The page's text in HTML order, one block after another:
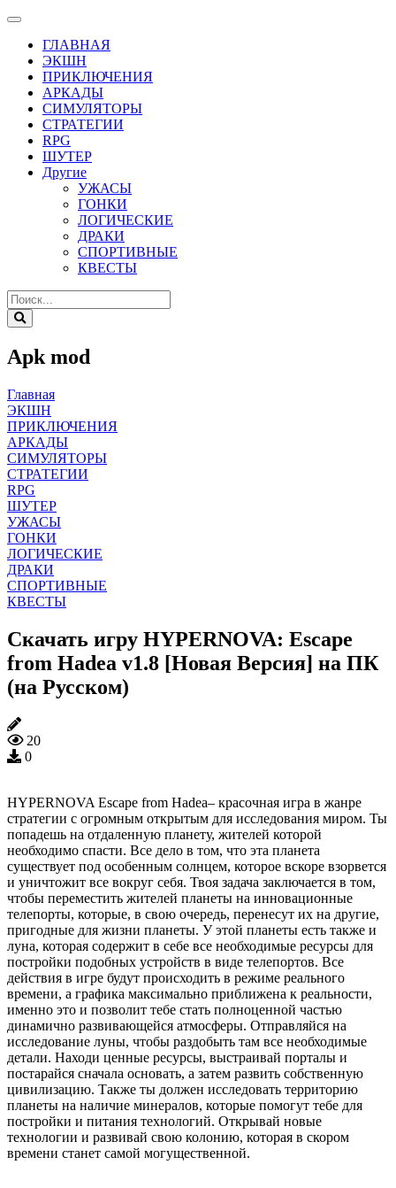
ГЛАВНАЯ
ЭКШН
ПРИКЛЮЧЕНИЯ
АРКАДЫ
СИМУЛЯТОРЫ
СТРАТЕГИИ
RPG
ШУТЕР
Другие
УЖАСЫ
ГОНКИ
ЛОГИЧЕСКИЕ
ДРАКИ
СПОРТИВНЫЕ
КВЕСТЫ
Apk mod
Главная
ЭКШН
ПРИКЛЮЧЕНИЯ
АРКАДЫ
СИМУЛЯТОРЫ
СТРАТЕГИИ
RPG
ШУТЕР
УЖАСЫ
ГОНКИ
ЛОГИЧЕСКИЕ
ДРАКИ
СПОРТИВНЫЕ
КВЕСТЫ
Скачать игру HYPERNOVA: Escape
from Hadea v1.8 [Новая Версия] на ПК
(на Русском)
20
0
HYPERNOVA Escape from Hadea– красочная игра в жанре
стратегии с огромным открытым для исследования миром. Ты
попадешь на отдаленную планету, жителей которой
необходимо спасти. Все дело в том, что эта планета
существует под особенным солнцем, которое вскоре взорвется
и уничтожит все вокруг себя. Твоя задача заключается в том,
чтобы переместить жителей планеты на инновационные
телепорты, которые, в свою очередь, перенесут их на другие,
пригодные для жизни планеты. У этой планеты есть также и
луна, которая содержит в себе все необходимые ресурсы для
постройки подобных устройств в виде телепортов. Все
действия в игре будут происходить в режиме реального
времени, а графика максимально приближена к реальности,
именно это и позволит тебе стать полноценной частью
динамично развивающейся атмосферы. Отправляйся на
исследование луны, чтобы раздобыть там все необходимые
детали. Находи ценные ресурсы, выстраивай порталы и
постарайся сначала основать, а затем развить собственную
цивилизацию. Также ты должен исследовать территорию
планеты на наличие минералов, которые помогут тебе для
постройки и питания технологий. Открывай новые
технологии и развивай свою колонию, которая в скором
времени станет самой могущественной.